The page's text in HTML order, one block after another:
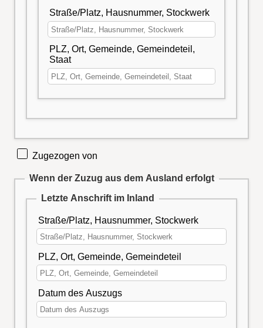
Straße/Platz, Hausnummer, Stockwerk
PLZ, Ort, Gemeinde, Gemeindeteil,
Staat
Zugezogen von
Wenn der Zuzug aus dem Ausland erfolgt
Letzte Anschrift im Inland
Straße/Platz, Hausnummer, Stockwerk
PLZ, Ort, Gemeinde, Gemeindeteil
Datum des Auszugs